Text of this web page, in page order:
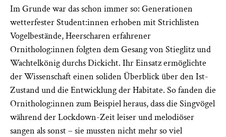
Im Grunde war das schon immer so: Generationen
wetterfester Student:innen erhoben mit Strichlisten
Vogelbestände, Heerscharen erfahrener
Ornitholog:innen folgten dem Gesang von Stieglitz und
Wachtelkönig durchs Dickicht. Ihr Einsatz ermöglichte
der Wissenschaft einen soliden Überblick über den Ist-
Zustand und die Entwicklung der Habitate. So fanden die
Ornitholog:innen zum Beispiel heraus, dass die Singvögel
während der Lockdown-Zeit leiser und melodiöser
sangen als sonst – sie mussten nicht mehr so viel